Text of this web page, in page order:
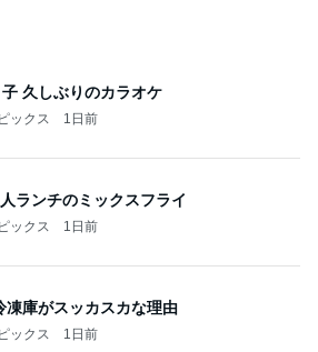
久しぶりのカラオケ
ックス 1日前
ランチのミックスフライ
ックス 1日前
凍庫がスッカスカな理由
ックス 1日前